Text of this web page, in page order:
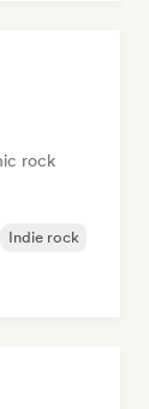
rock
Indie rock